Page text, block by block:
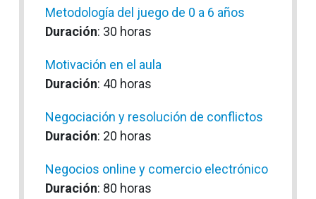
Metodología del juego de 0 a 6 años
Duración: 30 horas
Motivación en el aula
Duración: 40 horas
Negociación y resolución de conflictos
Duración: 20 horas
Negocios online y comercio electrónico
Duración: 80 horas